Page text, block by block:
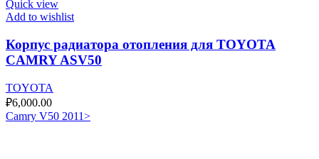
Quick view
Add to wishlist
Корпус радиатора отопления для TOYOTA
CAMRY ASV50
TOYOTA
₽6,000.00
Camry V50 2011>